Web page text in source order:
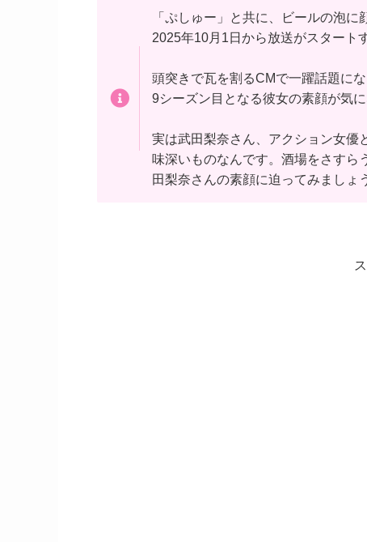
「ぷしゅー」と共に、ビールの泡
2025年10月1日から放送がスタート
頭突きで瓦を割るCMで一躍話題に
9シーズン目となる彼女の素顔が気
実は武田梨奈さん、アクション女優
味深いものなんです。酒場をさすら
田梨奈さんの素顔に迫ってみましょ